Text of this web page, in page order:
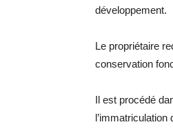
développement.
Le propriétaire
conservation
Il est procédé